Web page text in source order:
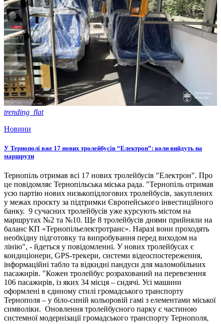
trending_flat
Новини
У Тернополі вже 17 нових тролейбусів “Електрон”: коли вийдуть на
маршрути
Тернопіль отримав всі 17 нових тролейбусів "Електрон". Про
це повідомляє Тернопільська міська рада. "Тернопіль отримав
усю партію нових низькопідлогових тролейбусів, закуплених
у межах проєкту за підтримки Європейського інвестиційного
банку. 9 сучасних тролейбусів уже курсують містом на
маршрутах №2 та №10. Ще 8 тролейбусів днями прийняли на
баланс КП «Тернопільелектротранс». Наразі вони проходять
необхідну підготовку та випробування перед виходом на
лінію", - йдеться у повідомленні. У нових тролейбусах є
кондиціонери, GPS-трекери, системи відеоспостереження,
інформаційні табло та відкидні пандуси для маломобільних
пасажирів. "Кожен тролейбус розрахований на перевезення
106 пасажирів, із яких 34 місця – сидячі. Усі машини
оформлені в єдиному стилі громадського транспорту
Тернополя – у біло-синій кольоровій гамі з елементами міської
символіки. Оновлення тролейбусного парку є частиною
системної модернізації громадського транспорту Тернополя,